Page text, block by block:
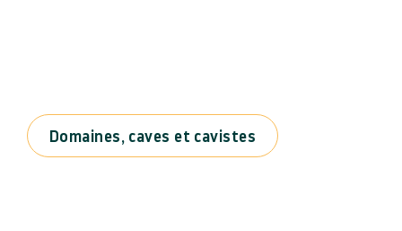
Domaines, caves et cavistes